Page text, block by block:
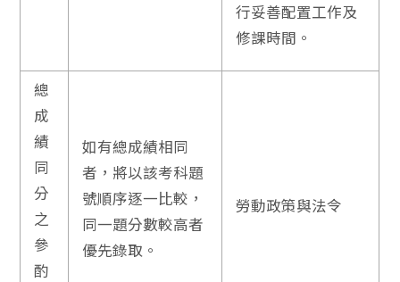
行妥善配置工作及
修課時間。
總
成
績
同
分
之
參
酌
如有總成績相同
者，將以該考科題
號順序逐一比較，
同一題分數較高者
優先錄取。
勞動政策與法令